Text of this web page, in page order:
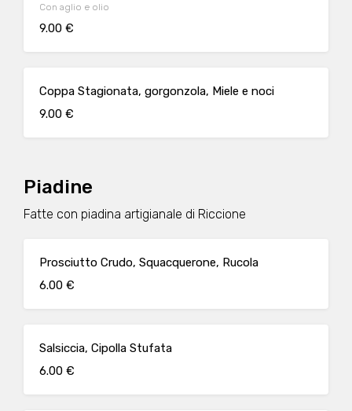
Con aglio e olio
9.00 €
Coppa Stagionata, gorgonzola, Miele e noci
9.00 €
Piadine
Fatte con piadina artigianale di Riccione
Prosciutto Crudo, Squacquerone, Rucola
6.00 €
Salsiccia, Cipolla Stufata
6.00 €